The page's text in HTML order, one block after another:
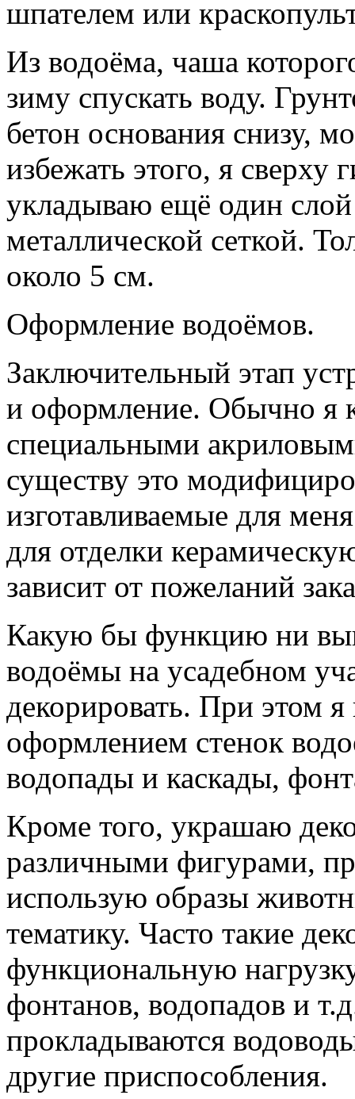
шпателем или
Из водоёма, чаша
зиму спускать воду.
бетон основания снизу,
избежать этого, я сверху
укладываю ещё один
металлической сеткой.
около 5 см.
Оформление водоёмов.
Заключительный этап
и оформление. Обычно я
специальными
существу это
изготавливаемые для
для отделки
зависит от пожеланий
Какую бы функцию ни
водоёмы на усадебном
декорировать. При этом
оформлением стенок
водопады и каскады,
Кроме того, украшаю
различными фигурами,
использую образы
тематику. Часто такие
функциональную
фонтанов, водопадов и
прокладываются
другие приспособления.